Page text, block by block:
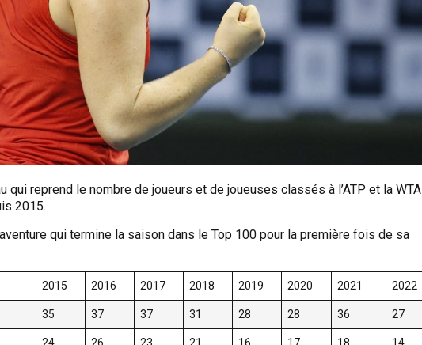
qui reprend le nombre de joueurs et de joueuses classés à l’ATP et la WTA
2015.
qui termine la saison dans le Top 100 pour la première fois de sa
2015 2016 2017 2018 2019 2020 2021 2022
35 37 37 31 28 28 36 27